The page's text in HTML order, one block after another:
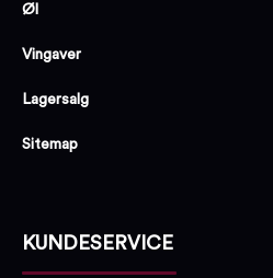
Øl
Vingaver
Lagersalg
Sitemap
KUNDESERVICE